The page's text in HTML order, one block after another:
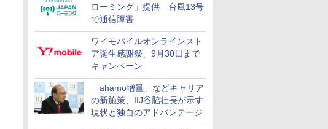
ローミング」提供 台風13号
で通信障害
ワイモバイルオンラインスト
ア誕生感謝祭、9月30日まで
キャンペーン
「ahamo増量」などキャリア
の新施策、IIJ谷脇社長が示す
現状と独自のアドバンテージ